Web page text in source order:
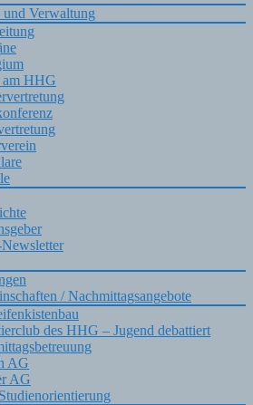
und Verwaltung
HHG
/ Nachmittagsangebote
des HHG – Jugend debattiert
AG
AG